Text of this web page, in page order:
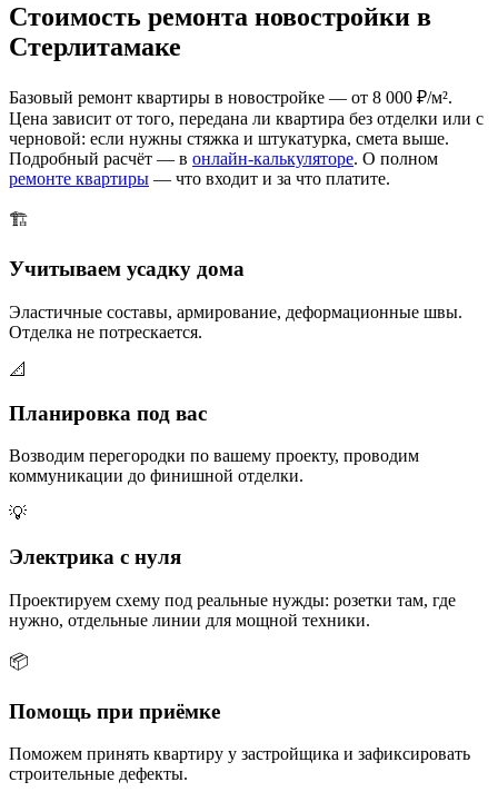
Стоимость ремонта новостройки в
Стерлитамаке
Базовый ремонт квартиры в новостройке — от 8 000 ₽/м².
Цена зависит от того, передана ли квартира без отделки или с
черновой: если нужны стяжка и штукатурка, смета выше.
Подробный расчёт — в онлайн-калькуляторе. О полном
ремонте квартиры — что входит и за что платите.
🏗️
Учитываем усадку дома
Эластичные составы, армирование, деформационные швы.
Отделка не потрескается.
📐
Планировка под вас
Возводим перегородки по вашему проекту, проводим
коммуникации до финишной отделки.
💡
Электрика с нуля
Проектируем схему под реальные нужды: розетки там, где
нужно, отдельные линии для мощной техники.
📦
Помощь при приёмке
Поможем принять квартиру у застройщика и зафиксировать
строительные дефекты.